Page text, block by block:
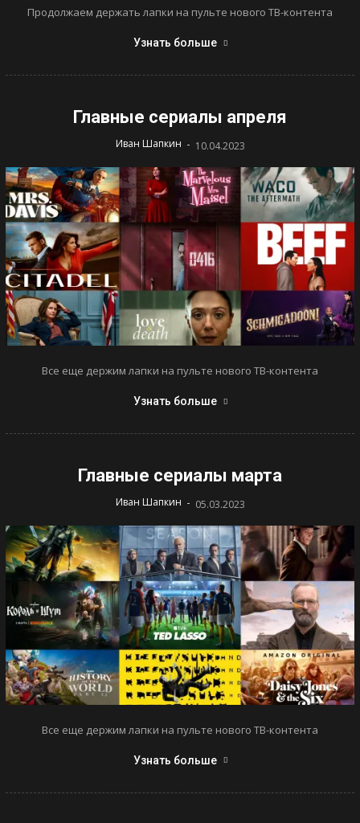
Продолжаем держать лапки на пульте нового ТВ-контента
Узнать больше
Главные сериалы апреля
Иван Шапкин - 10.04.2023
Все еще держим лапки на пульте нового ТВ-контента
Узнать больше
Главные сериалы марта
Иван Шапкин - 05.03.2023
Все еще держим лапки на пульте нового ТВ-контента
Узнать больше